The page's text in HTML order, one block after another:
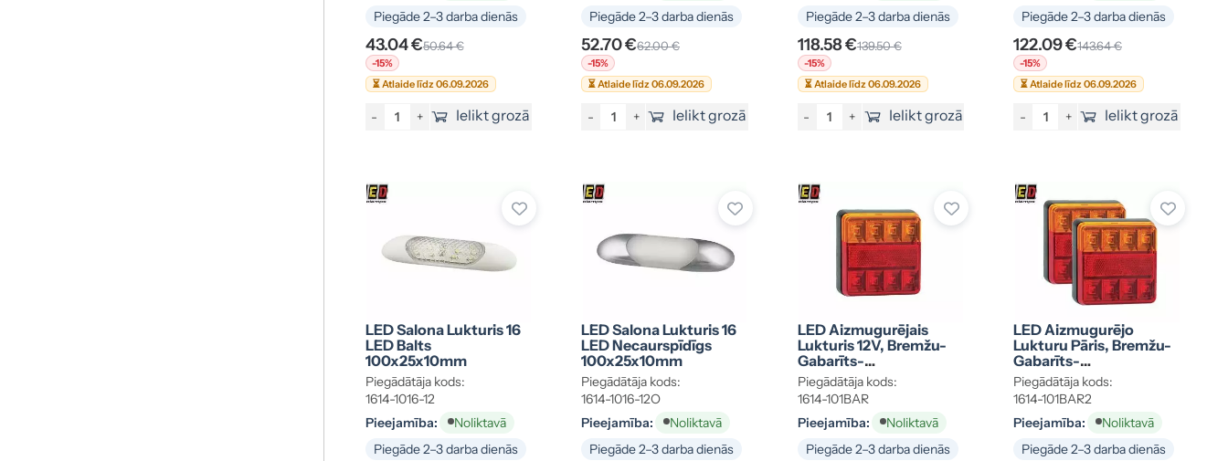
Piegāde 2–3 darba dienās
43.04 €50.64 €
-15%
⏳ Atlaide līdz 06.09.2026
- + Ielikt grozā
Piegāde 2–3 darba dienās
52.70 €62.00 €
-15%
⏳ Atlaide līdz 06.09.2026
- + Ielikt grozā
Piegāde 2–3 darba dienās
118.58 €139.50 €
-15%
⏳ Atlaide līdz 06.09.2026
- + Ielikt grozā
Piegāde 2–3 darba dienās
122.09 €143.64 €
-15%
⏳ Atlaide līdz 06.09.2026
- + Ielikt grozā
LED Salona Lukturis 16
LED Balts
100x25x10mm
Piegādātāja kods:
1614-1016-12
Pieejamība:
Noliktavā
Piegāde 2–3 darba dienās
LED Salona Lukturis 16
LED Necaurspīdīgs
100x25x10mm
Piegādātāja kods:
1614-1016-12O
Pieejamība:
Noliktavā
Piegāde 2–3 darba dienās
LED Aizmugurējais
Lukturis 12V, Bremžu-
Gabarīts-
Pagriezienrādītājs-
Atstarotājs,
100x100x22mm
Piegādātāja kods:
1614-101BAR
Pieejamība:
Noliktavā
Piegāde 2–3 darba dienās
LED Aizmugurējo
Lukturu Pāris, Bremžu-
Gabarīts-
Pagriezienrādītājs-
Atstarotājs
Piegādātāja kods:
1614-101BAR2
Pieejamība:
Noliktavā
Piegāde 2–3 darba dienās